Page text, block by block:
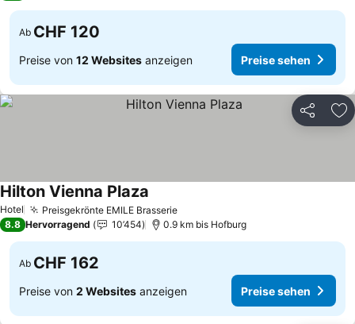
Ab CHF 120
Preise von 12 Websites anzeigen Preise sehen
Teilen
Hotel Preisgekrönte EMILE Brasserie
Hilton Vienna Plaza
8.8 Hervorragend 10’454 0.9 km bis Hofburg
Ab CHF 162
Preise von 2 Websites anzeigen Preise sehen